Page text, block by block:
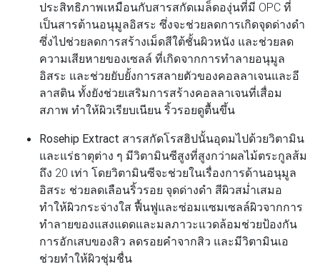
ประสิทธิภาพเหมือนกับสารสกัดเมล็ดองุ่นที่มี OPC ที่
เป็นสารต้านอนุมูลอิสระ ซึ่งจะช่วยลดการเกิดจุดด่างดำ
ซึ่งไปช่วยลดการสร้างเม็ดสีใต้ชั้นผิวหนัง และช่วยลด
ความเสียหายของเซลล์ ที่เกิดจากการทำลายอนุมูล
อิสระ และช่วยยับยั้งการสลายตัวของคอลลาเจนและอี
ลาสติน ทั้งยังช่วยเสริมการสร้างคอลลาเจนที่เสื่อม
สภาพ ทำให้ผิวเรียบเนียน ริ้วรอยดูตื้นขึ้น
Rosehip Extract สารสกัดโรสฮิปนั้นอุดมไปด้วยวิตามิน
และแร่ธาตุต่าง ๆ มีวิตามินซีสูงที่สูงกว่าผลไม้ตระกูลส้ม
ถึง 20 เท่า โดยวิตามินซีจะช่วยในเรื่องการด้านอนุมูล
อิสระ ช่วยลดเลือนริ้วรอย จุดด่างดำ สีผิวสม่ำเสมอ
ทำให้ผิวกระจ่างใส ฟื้นฟูและซ่อมแซมเซลล์ผิวจากการ
ทำลายของแสงแดดและมลภาวะแวดล้อมช่วยป้องกัน
การอักเสบของสิว ลดรอยคำจากสิว และมีวิตามินเอ
ช่วยทำให้ผิวชุ่มชื่น